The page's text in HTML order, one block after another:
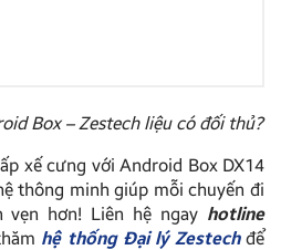
Box – Zestech liệu có đối thủ?
xế cưng với Android Box DX14
thông minh giúp mỗi chuyến đi
hơn! Liên hệ ngay hotline
hệ thống Đại lý Zestechđể